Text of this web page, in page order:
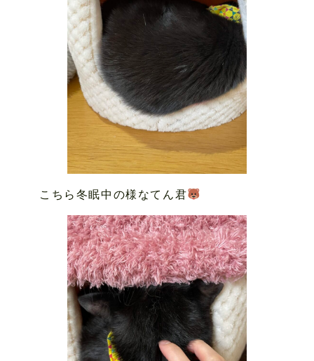
こちら冬眠中の様なてん君